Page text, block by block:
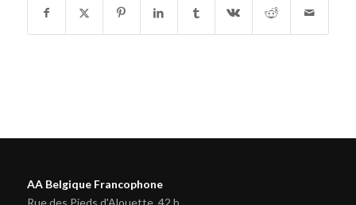
AA Belgique Francophone
Rue des Pieds d'Alouette, 42 b